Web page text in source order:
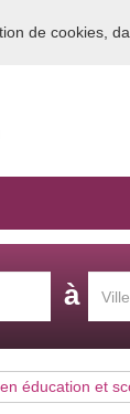
l'annuaire du
à
éducation et
de cookies,